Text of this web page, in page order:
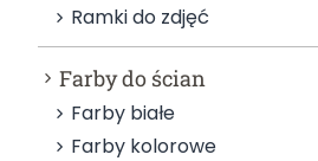
Ramki do zdjęć
Farby do ścian
Farby białe
Farby kolorowe